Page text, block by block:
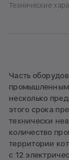
Технические
Часть
несколько
этого срока
технически
количество
территории
с 12